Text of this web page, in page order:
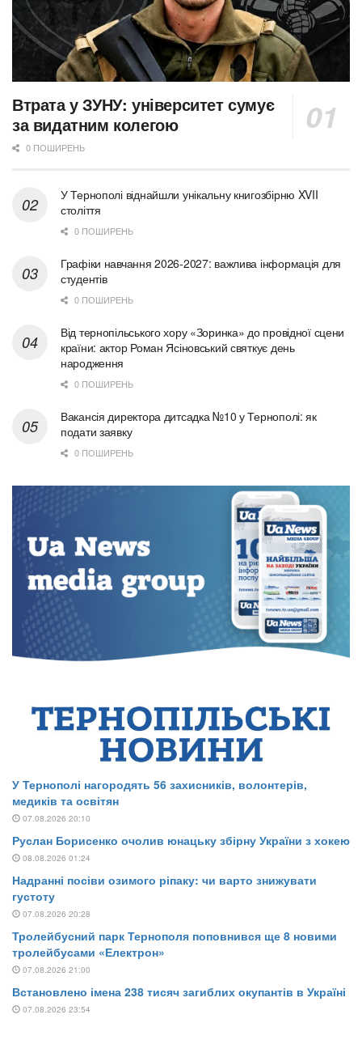
Втрата у ЗУНУ: університет сумує
за видатним колегою
0 ПОШИРЕНЬ
У Тернополі віднайшли унікальну книгозбірню XVII
століття
0 ПОШИРЕНЬ
Графіки навчання 2026-2027: важлива інформація для
студентів
0 ПОШИРЕНЬ
Від тернопільського хору «Зоринка» до провідної сцени
країни: актор Роман Ясіновський святкує день
народження
0 ПОШИРЕНЬ
Вакансія директора дитсадка №10 у Тернополі: як
подати заявку
0 ПОШИРЕНЬ